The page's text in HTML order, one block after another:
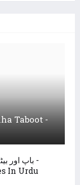
باپ اور
In Urdu